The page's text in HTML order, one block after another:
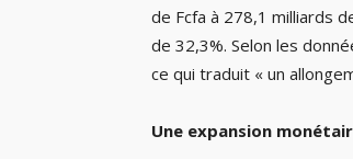
de Fcfa à 278,1 milliards
de 32,3%. Selon les
ce qui traduit « un
Une expansion